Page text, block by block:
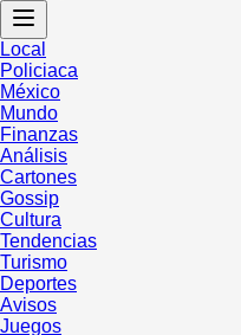
Local
Policiaca
México
Mundo
Finanzas
Análisis
Cartones
Gossip
Cultura
Tendencias
Turismo
Deportes
Avisos
Juegos